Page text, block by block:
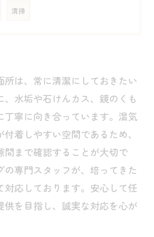
清掃
は、常に清潔にしておきたい
水垢や石けんカス、鏡のくも
丁寧に向き合っています。湿気
着しやすい空間であるため、
まで確認することが大切で
専門スタッフが、培ってきた
応しております。安心して任
を目指し、誠実な対応を心が